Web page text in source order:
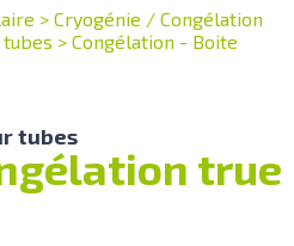
> Cryogénie / Congélation
> Congélation - Boite
tubes
true